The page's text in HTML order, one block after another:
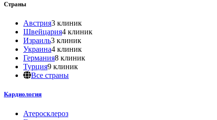
Страны
Австрия3 клиник
Швейцария4 клиник
Израиль3 клиник
Украина4 клиник
Германия8 клиник
Турция9 клиник
Все страны
Кардиология
Атеросклероз